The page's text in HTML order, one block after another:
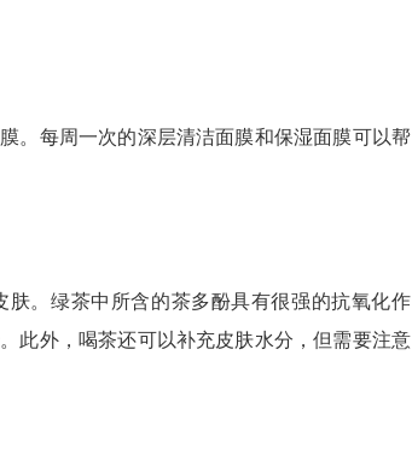
每周一次的深层清洁面膜和保湿面膜可以帮
。绿茶中所含的茶多酚具有很强的抗氧化作
此外，喝茶还可以补充皮肤水分，但需要注意